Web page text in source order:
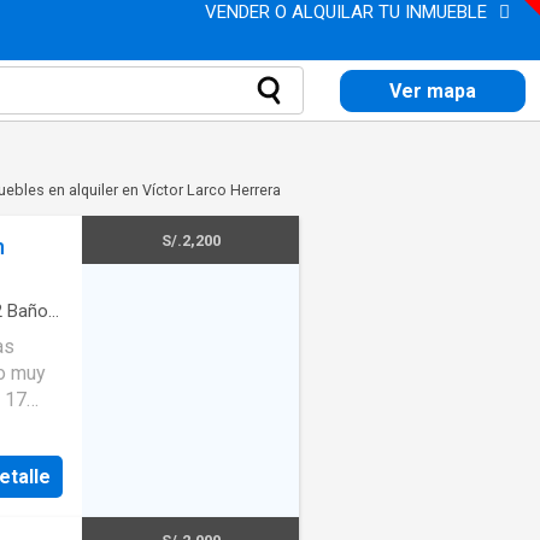
VENDER O ALQUILAR TU INMUEBLE
Ver mapa
en alquiler en Víctor Larco Herrera
Baños
muy
17
S/.2,200